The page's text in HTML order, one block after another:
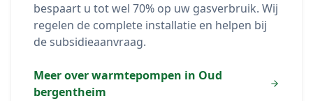
bespaart u tot wel 70% op uw gasverbruik. Wij
regelen de complete installatie en helpen bij
de subsidieaanvraag.
Meer over warmtepompen in Oud
bergentheim